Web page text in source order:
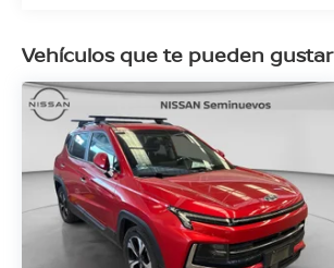
Vehículos que te pueden gustar